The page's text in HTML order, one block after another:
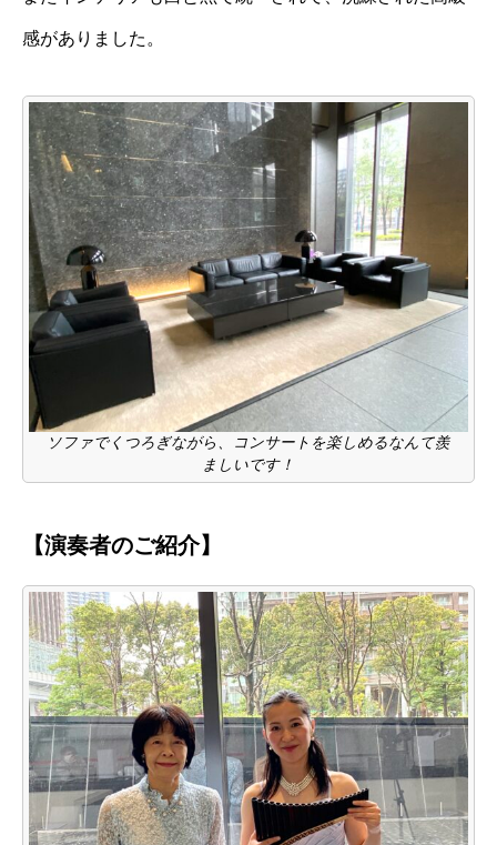
感がありました。
ソファでくつろぎながら、コンサートを楽しめるなんて羨
ましいです！
【演奏者のご紹介】